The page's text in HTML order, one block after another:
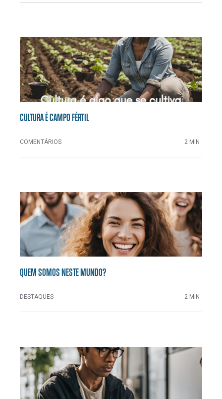
CULTURA É CAMPO FÉRTIL
COMENTÁRIOS 2 MIN
QUEM SOMOS NESTE MUNDO?
DESTAQUES 2 MIN